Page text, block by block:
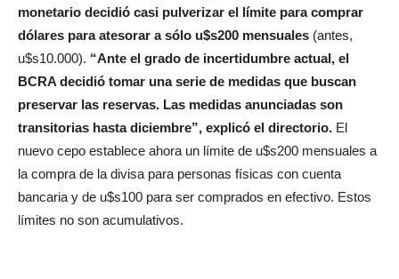
monetario decidió casi pulverizar el límite para comprar
dólares para atesorar a sólo u$s200 mensuales (antes,
u$s10.000). “Ante el grado de incertidumbre actual, el
BCRA decidió tomar una serie de medidas que buscan
preservar las reservas. Las medidas anunciadas son
transitorias hasta diciembre”, explicó el directorio. El
nuevo cepo establece ahora un límite de u$s200 mensuales a
la compra de la divisa para personas físicas con cuenta
bancaria y de u$s100 para ser comprados en efectivo. Estos
límites no son acumulativos.